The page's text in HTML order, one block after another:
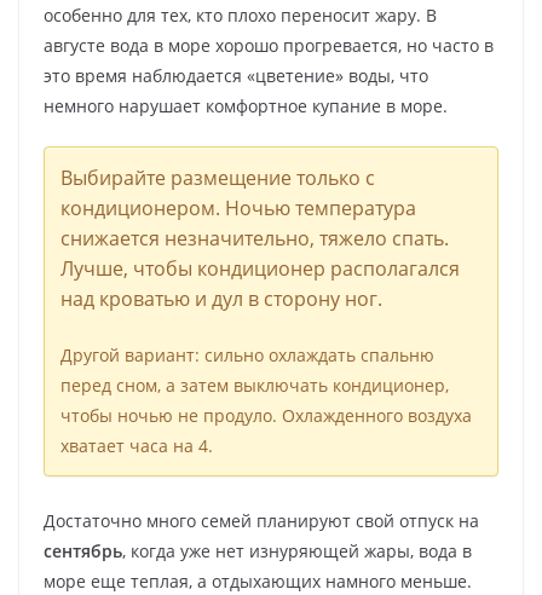
особенно для тех, кто плохо переносит жару. В
августе вода в море хорошо прогревается, но часто в
это время наблюдается «цветение» воды, что
немного нарушает комфортное купание в море.
Выбирайте размещение только с
кондиционером. Ночью температура
снижается незначительно, тяжело спать.
Лучше, чтобы кондиционер располагался
над кроватью и дул в сторону ног.
Другой вариант: сильно охлаждать спальню
перед сном, а затем выключать кондиционер,
чтобы ночью не продуло. Охлажденного воздуха
хватает часа на 4.
Достаточно много семей планируют свой отпуск на
сентябрь, когда уже нет изнуряющей жары, вода в
море еще теплая, а отдыхающих намного меньше.